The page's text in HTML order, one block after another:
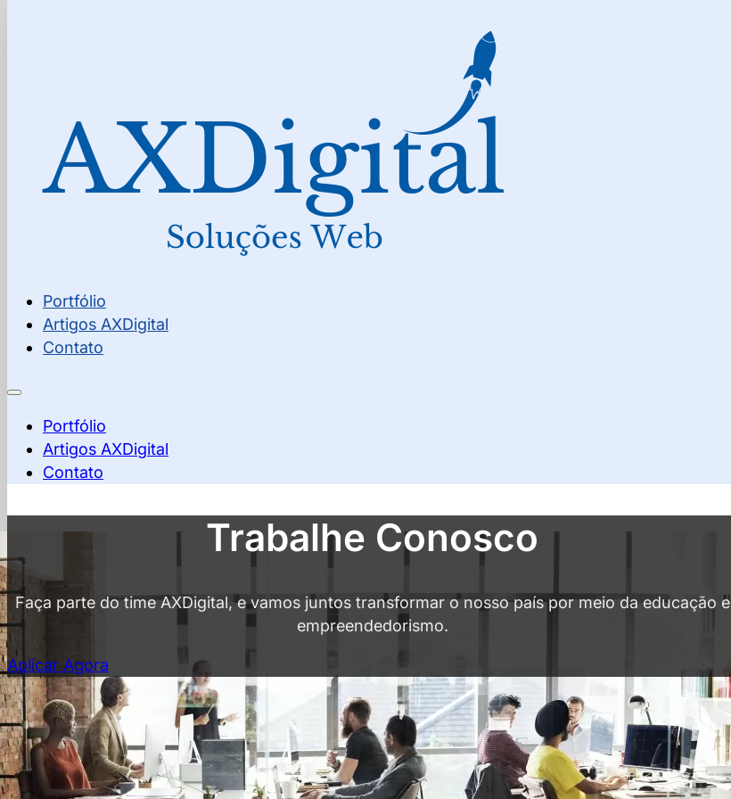
Portfólio
Artigos AXDigital
Contato
Portfólio
Artigos AXDigital
Contato
Trabalhe Conosco
Faça parte do time AXDigital, e vamos juntos transformar o nosso país por meio da educação e
empreendedorismo.
Aplicar Agora
Aplicação
Preencha o Formulário